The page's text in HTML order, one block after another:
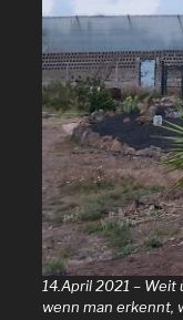
14.April 2021 –
wenn man erkennt,